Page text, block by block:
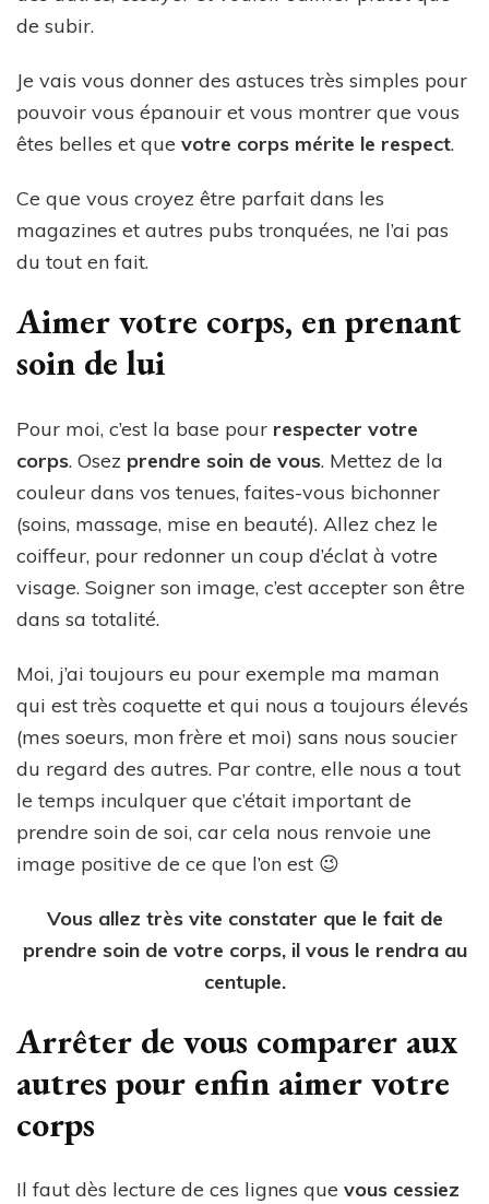
de subir.
Je vais vous donner des astuces très simples pour
pouvoir vous épanouir et vous montrer que vous
êtes belles et que votre corps mérite le respect.
Ce que vous croyez être parfait dans les
magazines et autres pubs tronquées, ne l’ai pas
du tout en fait.
Aimer votre corps, en prenant
soin de lui
Pour moi, c’est la base pour respecter votre
corps. Osez prendre soin de vous. Mettez de la
couleur dans vos tenues, faites-vous bichonner
(soins, massage, mise en beauté). Allez chez le
coiffeur, pour redonner un coup d’éclat à votre
visage. Soigner son image, c’est accepter son être
dans sa totalité.
Moi, j’ai toujours eu pour exemple ma maman
qui est très coquette et qui nous a toujours élevés
(mes soeurs, mon frère et moi) sans nous soucier
du regard des autres. Par contre, elle nous a tout
le temps inculquer que c’était important de
prendre soin de soi, car cela nous renvoie une
image positive de ce que l’on est 😉
Vous allez très vite constater que le fait de
prendre soin de votre corps, il vous le rendra au
centuple.
Arrêter de vous comparer aux
autres pour enfin aimer votre
corps
Il faut dès lecture de ces lignes que vous cessiez